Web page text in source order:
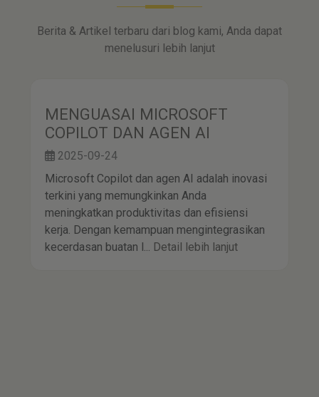
Berita & Artikel terbaru dari blog kami, Anda dapat
menelusuri lebih lanjut
MENGUASAI MICROSOFT
COPILOT DAN AGEN AI
2025-09-24
Microsoft Copilot dan agen AI adalah inovasi
terkini yang memungkinkan Anda
meningkatkan produktivitas dan efisiensi
kerja. Dengan kemampuan mengintegrasikan
kecerdasan buatan l...
Detail lebih lanjut